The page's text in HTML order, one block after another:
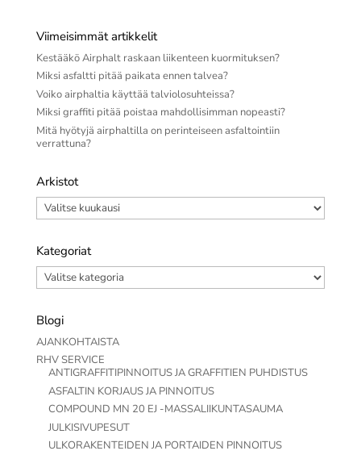
Viimeisimmät artikkelit
Kestääkö Airphalt raskaan liikenteen kuormituksen?
Miksi asfaltti pitää paikata ennen talvea?
Voiko airphaltia käyttää talviolosuhteissa?
Miksi graffiti pitää poistaa mahdollisimman nopeasti?
Mitä hyötyjä airphaltilla on perinteiseen asfaltointiin
verrattuna?
Arkistot
Arkistot
Kategoriat
Kategoriat
Blogi
AJANKOHTAISTA
RHV SERVICE
ANTIGRAFFITIPINNOITUS JA GRAFFITIEN PUHDISTUS
ASFALTIN KORJAUS JA PINNOITUS
COMPOUND MN 20 EJ -MASSALIIKUNTASAUMA
JULKISIVUPESUT
ULKORAKENTEIDEN JA PORTAIDEN PINNOITUS